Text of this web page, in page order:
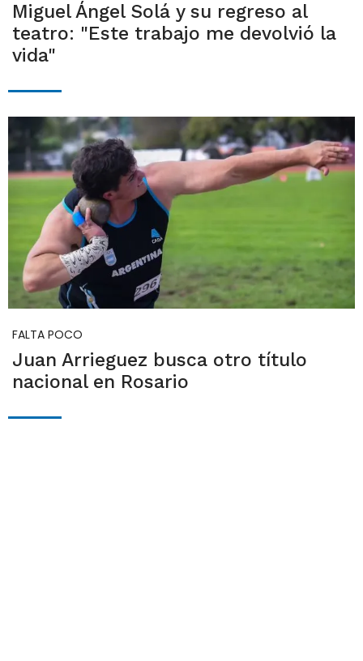
Miguel Ángel Solá y su regreso al
teatro: "Este trabajo me devolvió la
vida"
FALTA POCO
Juan Arrieguez busca otro título
nacional en Rosario